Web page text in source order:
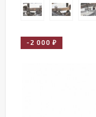
-2 000 ₽